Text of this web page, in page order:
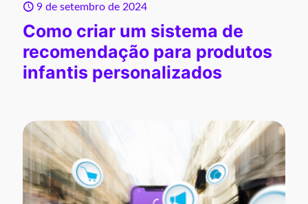
9 de setembro de 2024
Como criar um sistema de
recomendação para produtos
infantis personalizados